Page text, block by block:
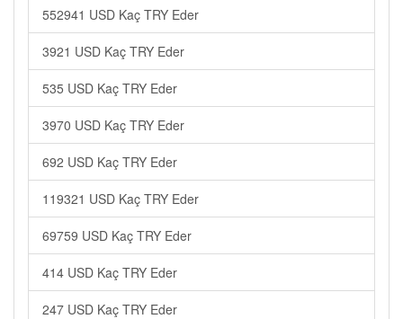
552941 USD Kaç TRY Eder
3921 USD Kaç TRY Eder
535 USD Kaç TRY Eder
3970 USD Kaç TRY Eder
692 USD Kaç TRY Eder
119321 USD Kaç TRY Eder
69759 USD Kaç TRY Eder
414 USD Kaç TRY Eder
247 USD Kaç TRY Eder